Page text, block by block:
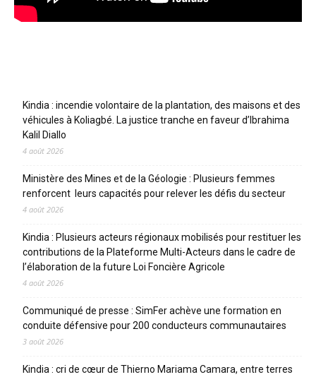
Kindia : incendie volontaire de la plantation, des maisons et des
véhicules à Koliagbé. La justice tranche en faveur d’Ibrahima
Kalil Diallo
4 août 2026
Ministère des Mines et de la Géologie : Plusieurs femmes
renforcent leurs capacités pour relever les défis du secteur
4 août 2026
Kindia : Plusieurs acteurs régionaux mobilisés pour restituer les
contributions de la Plateforme Multi-Acteurs dans le cadre de
l’élaboration de la future Loi Foncière Agricole
4 août 2026
Communiqué de presse : SimFer achève une formation en
conduite défensive pour 200 conducteurs communautaires
3 août 2026
Kindia : cri de cœur de Thierno Mariama Camara, entre terres